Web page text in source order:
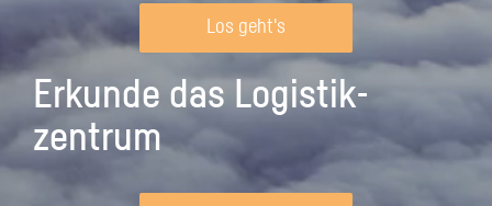
Los geht's
Erkunde das Logistik­
zentrum